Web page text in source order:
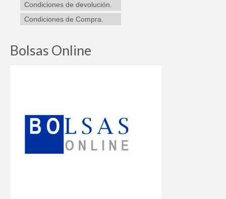
Condiciones de devolución.
Condiciones de Compra.
Bolsas Online